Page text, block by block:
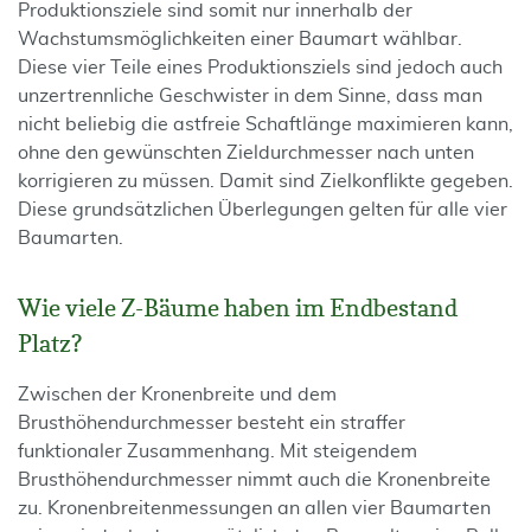
Produktionsziele sind somit nur innerhalb der
Wachstumsmöglichkeiten einer Baumart wählbar.
Diese vier Teile eines Produktionsziels sind jedoch auch
unzertrennliche Geschwister in dem Sinne, dass man
nicht beliebig die astfreie Schaftlänge maximieren kann,
ohne den gewünschten Zieldurchmesser nach unten
korrigieren zu müssen. Damit sind Zielkonflikte gegeben.
Diese grundsätzlichen Überlegungen gelten für alle vier
Baumarten.
Wie viele Z-Bäume haben im Endbestand
Platz?
Zwischen der Kronenbreite und dem
Brusthöhendurchmesser besteht ein straffer
funktionaler Zusammenhang. Mit steigendem
Brusthöhendurchmesser nimmt auch die Kronenbreite
zu. Kronenbreitenmessungen an allen vier Baumarten